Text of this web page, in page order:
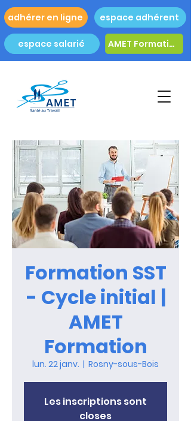
adhérer en ligne espace adhérent
espace salarié AMET Formation
Formation SST
- Cycle initial |
AMET
Formation
lun. 22 janv.
  |
Rosny-sous-Bois
Les inscriptions sont
closes